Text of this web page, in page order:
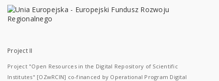
Project II
Project "Open Resources in the Digital Repository of Scientific
Institutes" [OZwRCIN] co-financed by Operational Program Digital